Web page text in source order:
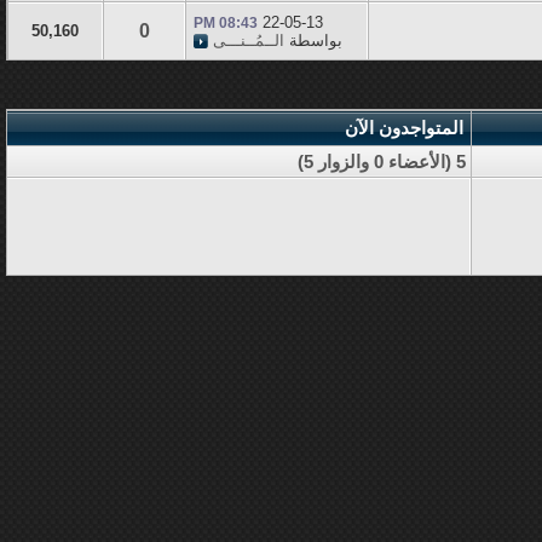
22-05-13
08:43 PM
بواسطة الــمُــنـــى 0
50,160
المتواجدون الآن
5 (الأعضاء 0 والزوار 5)